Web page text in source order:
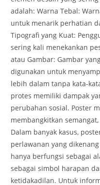
adalah: Warna Tebal:
untuk menarik perhatian
Tipografi yang Kuat:
sering kali menekankan
atau Gambar: Gambar
digunakan untuk
lebih dalam tanpa kata-
protes memiliki dampak
perubahan sosial. Poster
membangkitkan
Dalam banyak kasus,
perlawanan yang
hanya berfungsi sebagai
sebagai simbol harapan
ketidakadilan. Untuk